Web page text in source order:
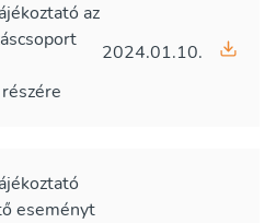
az
2024.01.10.
eseményt